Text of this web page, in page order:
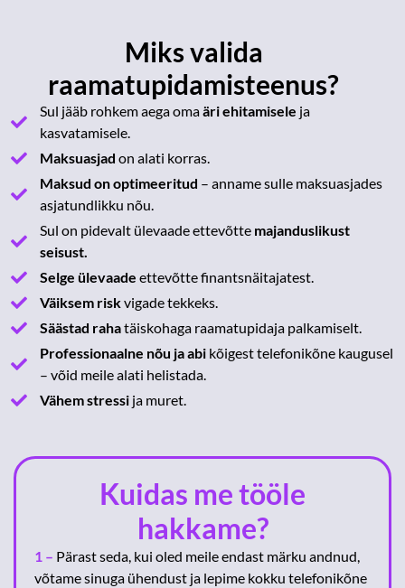
Miks valida
raamatupidamisteenus?
Sul jääb rohkem aega omaäri ehitamisele ja
kasvatamisele.
Maksuasjad on alati korras.
Maksud on optimeeritud – anname sulle maksuasjades
asjatundlikku nõu.
Sul on pidevalt ülevaade ettevõttemajanduslikust
seisust.
Selge ülevaade ettevõtte finantsnäitajatest.
Väiksem riskvigade tekkeks.
Säästad rahatäiskohaga raamatupidaja palkamiselt.
Professionaalne nõu ja abikõigest telefonikõne kaugusel
– võid meile alati helistada.
Vähem stressi ja muret.
Kuidas me tööle
hakkame?
1 – Pärast seda, kui oled meile endast märku andnud,
võtame sinuga ühendust ja lepime kokku telefonikõne